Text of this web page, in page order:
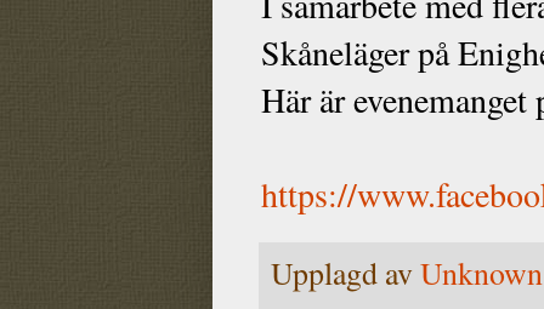
Skåneläger på
Här är evenemanget
https://
Upplagd avUnknown